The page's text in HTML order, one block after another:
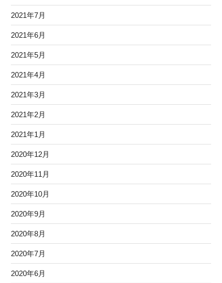
2021年7月
2021年6月
2021年5月
2021年4月
2021年3月
2021年2月
2021年1月
2020年12月
2020年11月
2020年10月
2020年9月
2020年8月
2020年7月
2020年6月